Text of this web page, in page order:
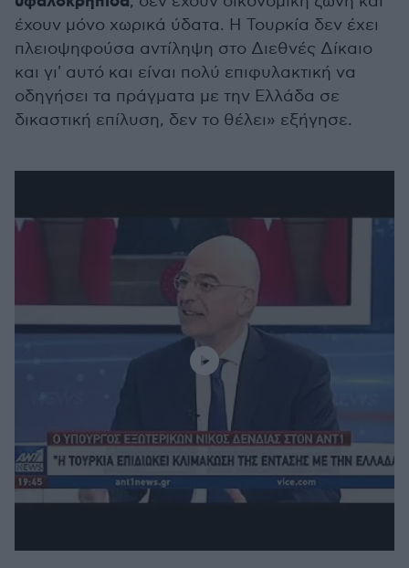
έχουν μόνο χωρικά ύδατα. Η Τουρκία δεν έχει
πλειοψηφούσα αντίληψη στο Διεθνές Δίκαιο
και γι' αυτό και είναι πολύ επιφυλακτική να
οδηγήσει τα πράγματα με την Ελλάδα σε
δικαστική επίλυση, δεν το θέλει» εξήγησε.